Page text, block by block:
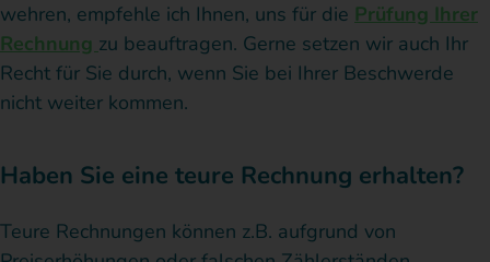
wehren, empfehle ich Ihnen, uns für die Prüfung Ihrer
Rechnung zu beauftragen. Gerne setzen wir auch Ihr
Recht für Sie durch, wenn Sie bei Ihrer Beschwerde
nicht weiter kommen.
Haben Sie eine teure Rechnung erhalten?
Teure Rechnungen können z.B. aufgrund von